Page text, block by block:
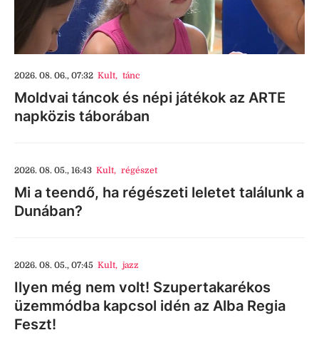
2026. 08. 06., 07:32 Kult, tánc
Moldvai táncok és népi játékok az ARTE
napközis táborában
2026. 08. 05., 16:43 Kult, régészet
Mi a teendő, ha régészeti leletet találunk a
Dunában?
2026. 08. 05., 07:45 Kult, jazz
Ilyen még nem volt! Szupertakarékos
üzemmódba kapcsol idén az Alba Regia
Feszt!